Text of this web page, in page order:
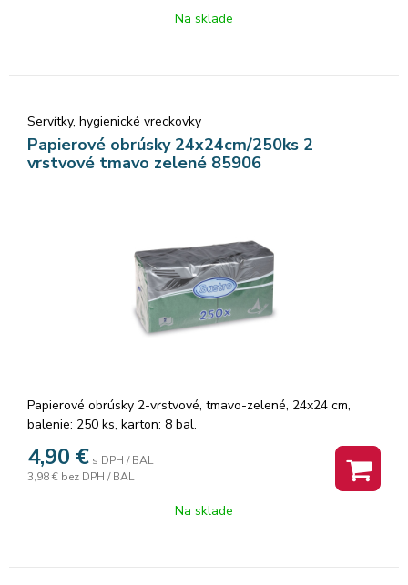
Na sklade
Servítky, hygienické vreckovky
Papierové obrúsky 24x24cm/250ks 2
vrstvové tmavo zelené 85906
Papierové obrúsky 2-vrstvové, tmavo-zelené, 24x24 cm,
balenie: 250 ks, karton: 8 bal.
4,90 € s DPH / BAL
3,98 € bez DPH / BAL
Na sklade